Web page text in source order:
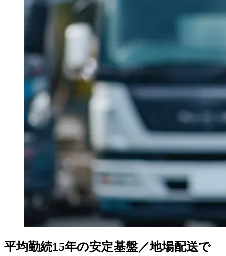
平均勤続15年の安定基盤／地場配送で